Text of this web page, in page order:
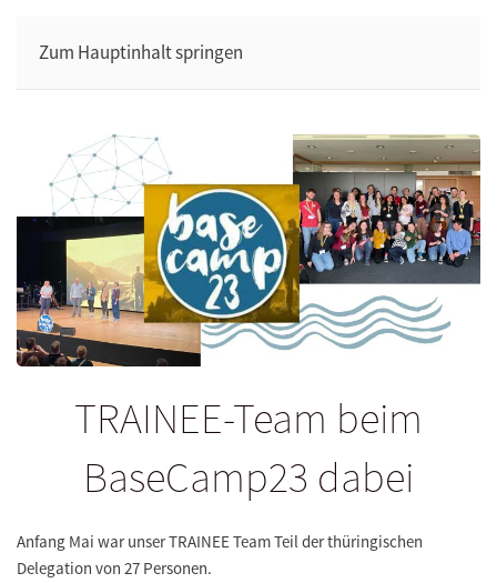
Zum Hauptinhalt springen
TRAINEE-Team beim
BaseCamp23 dabei
Anfang Mai war unserTRAINEE TeamTeil der thüringischen
Delegation von 27 Personen.